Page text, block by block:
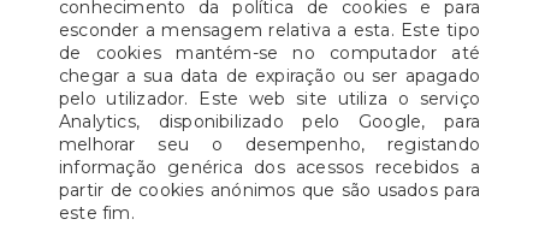
conhecimento da política de cookies e para
esconder a mensagem relativa a esta. Este tipo
de cookies mantém-se no computador até
chegar a sua data de expiração ou ser apagado
pelo utilizador. Este web site utiliza o serviço
Analytics, disponibilizado pelo Google, para
melhorar seu o desempenho, registando
informação genérica dos acessos recebidos a
partir de cookies anónimos que são usados para
este fim.